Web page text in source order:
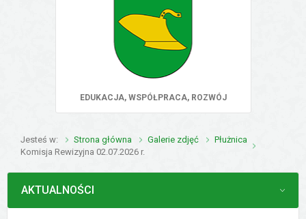
EDUKACJA, WSPÓŁPRACA, ROZWÓJ
Jesteś w Strona główna Galerie zdjęć
Płużnica
Komisja Rewizyjna 02.07.2026 r.
MENU
AKTUALNOŚCI